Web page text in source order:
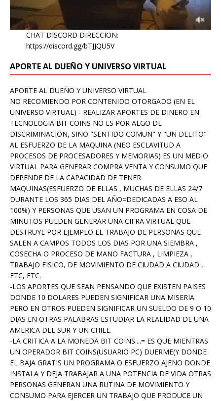
CHAT DISCORD DIRECCION:
https://discord.gg/bTJJQU5V
APORTE AL DUEÑO Y UNIVERSO VIRTUAL
APORTE AL DUEÑO Y UNIVERSO VIRTUAL
NO RECOMIENDO POR CONTENIDO OTORGADO (EN EL
UNIVERSO VIRTUAL) - REALIZAR APORTES DE DINERO EN
TECNOLOGIA BIT COINS NO ES POR ALGO DE
DISCRIMINACION, SINO "SENTIDO COMUN" Y "UN DELITO"
AL ESFUERZO DE LA MAQUINA (NEO ESCLAVITUD A
PROCESOS DE PROCESADORES Y MEMORIAS) ES UN MEDIO
VIRTUAL PARA GENERAR COMPRA VENTA Y CONSUMO QUE
DEPENDE DE LA CAPACIDAD DE TENER
MAQUINAS(ESFUERZO DE ELLAS , MUCHAS DE ELLAS 24/7
DURANTE LOS 365 DIAS DEL AÑO=DEDICADAS A ESO AL
100%) Y PERSONAS QUE USAN UN PROGRAMA EN COSA DE
MINUTOS PUEDEN GENERAR UNA CIFRA VIRTUAL QUE
DESTRUYE POR EJEMPLO EL TRABAJO DE PERSONAS QUE
SALEN A CAMPOS TODOS LOS DIAS POR UNA SIEMBRA ,
COSECHA O PROCESO DE MANO FACTURA , LIMPIEZA ,
TRABAJO FISICO, DE MOVIMIENTO DE CIUDAD A CIUDAD ,
ETC, ETC.
-LOS APORTES QUE SEAN PENSANDO QUE EXISTEN PAISES
DONDE 10 DOLARES PUEDEN SIGNIFICAR UNA MISERIA
PERO EN OTROS PUEDEN SIGNIFICAR UN SUELDO DE 9 O 10
DIAS EN OTRAS PALABRAS ESTUDIAR LA REALIDAD DE UNA
AMERICA DEL SUR Y UN CHILE.
-LA CRITICA A LA MONEDA BIT COINS....= ES QUE MIENTRAS
UN OPERADOR BIT COINS(USUARIO PC) DUERME(Y DONDE
EL BAJA GRATIS UN PROGRAMA O ESFUERZO AJENO DONDE
INSTALA Y DEJA TRABAJAR A UNA POTENCIA DE VIDA OTRAS
PERSONAS GENERAN UNA RUTINA DE MOVIMIENTO Y
CONSUMO PARA EJERCER UN TRABAJO QUE PRODUCE UN